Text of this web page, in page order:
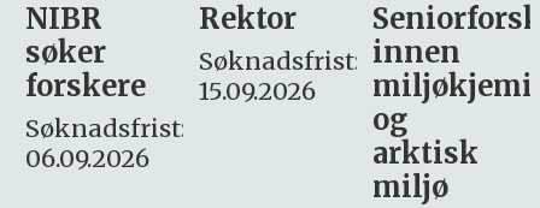
Rektor
Søknadsfrist:
15.09.2026
Seniorforsker
innen
miljøkjemi
søker
– fast
Søknadsfrist:
16. august.